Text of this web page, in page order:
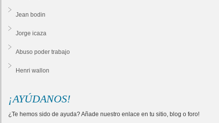
Jean bodin
Jorge icaza
Abuso poder trabajo
Henri wallon
¡AYÚDANOS!
¿Te hemos sido de ayuda? Añade nuestro enlace en tu sitio, blog o foro!